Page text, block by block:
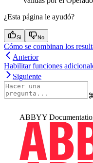
¿Esta página le ayudó?
Si No
Cómo se combinan los
Anterior
Habilitar funciones
Siguiente
ABBYY